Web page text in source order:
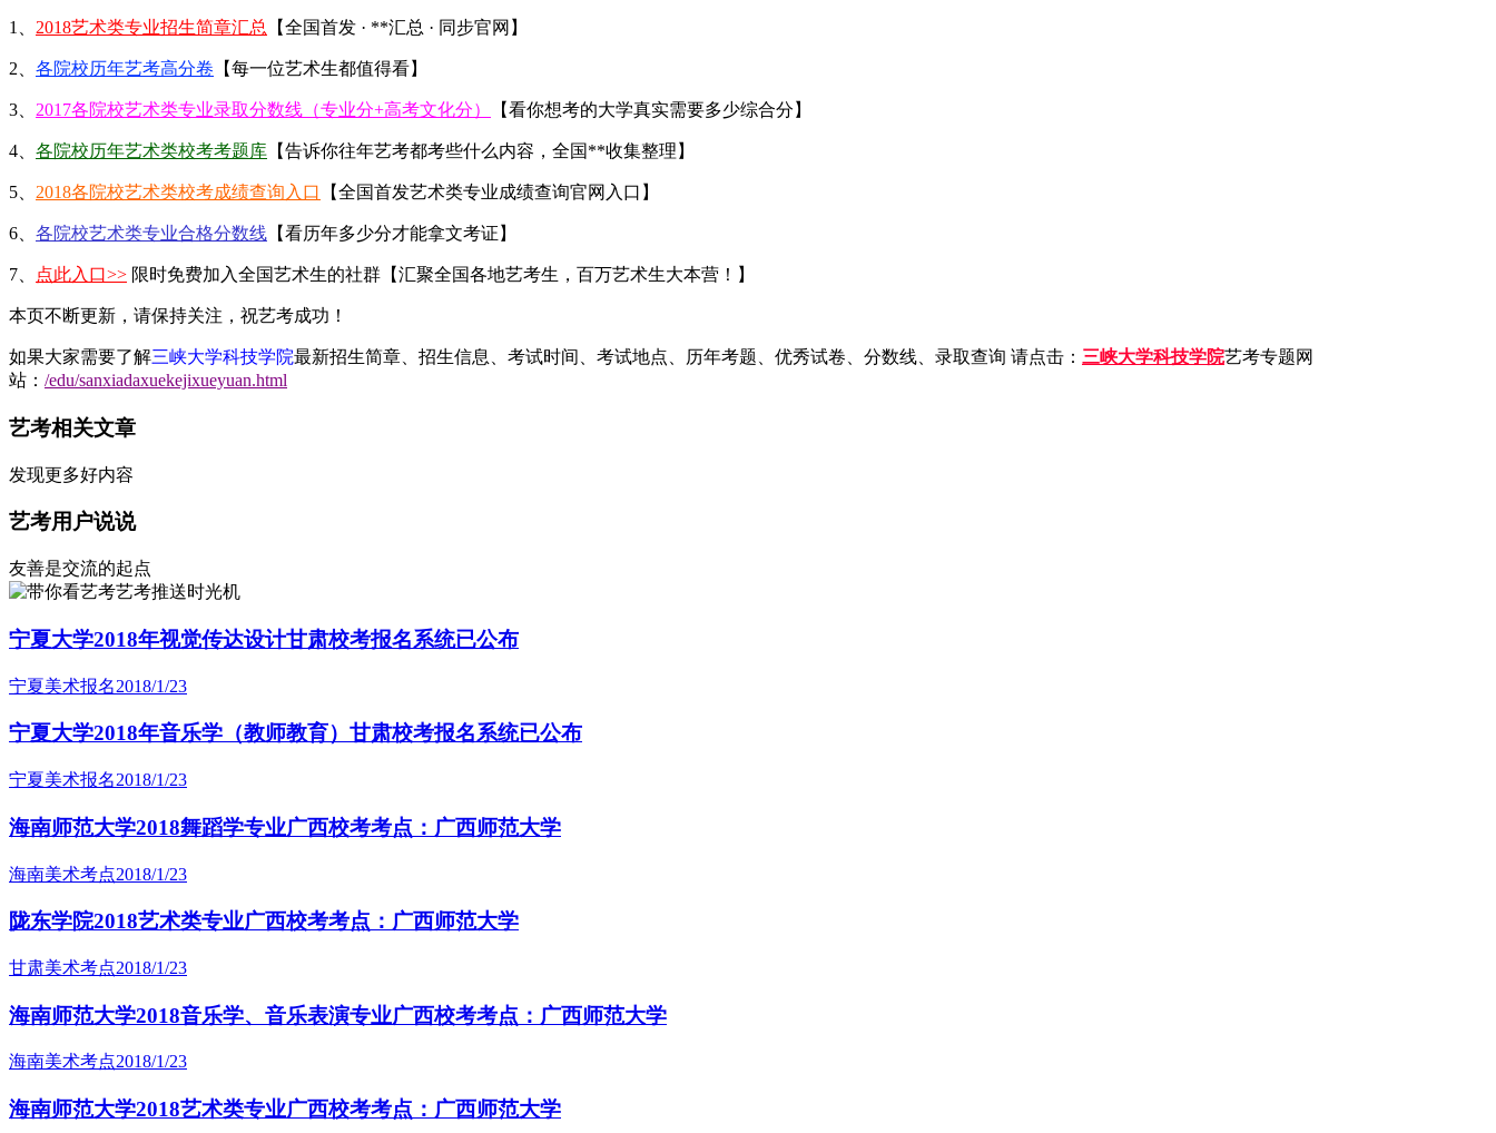
1、 2018艺术类专业招生简章汇总 【全国首发 · **汇总 · 同步官网】
2、 各院校历年艺考高分卷 【每一位艺术生都值得看】
3、 2017各院校艺术类专业录取分数线（专业分+高考文化分） 【看你想考的大学真实需要多少综合分】
4、 各院校历年艺术类校考考题库 【告诉你往年艺考都考些什么内容，全国**收集整理】
5、 2018各院校艺术类校考成绩查询入口 【全国首发艺术类专业成绩查询官网入口】
6、 各院校艺术类专业合格分数线 【看历年多少分才能拿文考证】
7、 点此入口>> 限时免费加入全国艺术生的社群【汇聚全国各地艺考生，百万艺术生大本营！】
本页不断更新，请保持关注，祝艺考成功！
如果大家需要了解三峡大学科技学院最新招生简章、招生信息、考试时间、考试地点、历年考题、优秀试卷、分数线、录取查询 请点击： 三峡大学科技学院艺考专题网
站： /edu/sanxiadaxuekejixueyuan.html
艺考相关文章
发现更多好内容
艺考用户说说
友善是交流的起点
艺考推送时光机
宁夏大学2018年视觉传达设计甘肃校考报名系统已公布
宁夏美术报名2018/1/23
宁夏大学2018年音乐学（教师教育）甘肃校考报名系统已公布
宁夏美术报名2018/1/23
海南师范大学2018舞蹈学专业广西校考考点：广西师范大学
海南美术考点2018/1/23
陇东学院2018艺术类专业广西校考考点：广西师范大学
甘肃美术考点2018/1/23
海南师范大学2018音乐学、音乐表演专业广西校考考点：广西师范大学
海南美术考点2018/1/23
海南师范大学2018艺术类专业广西校考考点：广西师范大学